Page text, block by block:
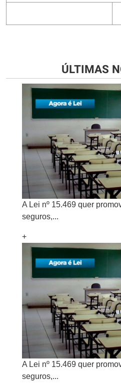
ÚLTIMAS
A Lei nº 15.469 quer
seguros,...
+
A Lei nº 15.469 quer
seguros,...